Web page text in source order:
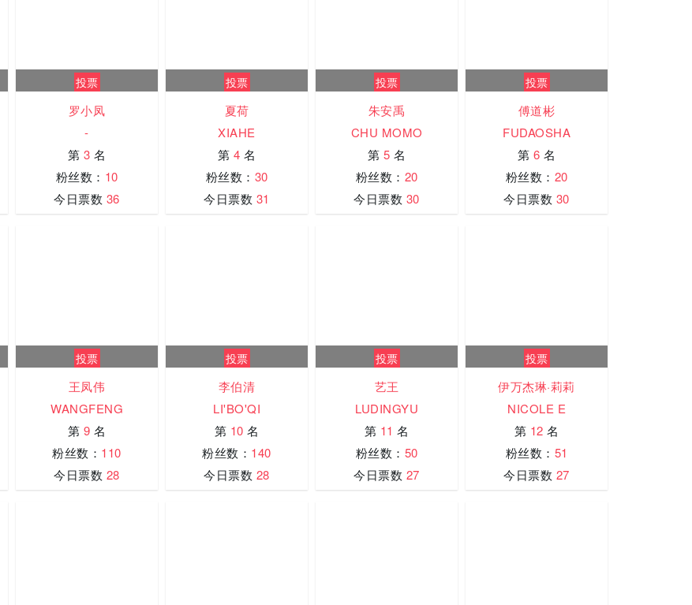
投票
罗小凤
-
第 3 名
粉丝数： 10
今日票数 36
投票
夏荷
XIAHE
第 4 名
粉丝数： 30
今日票数 31
投票
朱安禹
CHU MOMO
第 5 名
粉丝数： 20
今日票数 30
投票
傅道彬
FUDAOSHA
第 6 名
粉丝数： 20
今日票数 30
投票
王凤伟
WANGFENG
第 9 名
粉丝数： 110
今日票数 28
投票
李伯清
LI'BO'QI
第 10 名
粉丝数： 140
今日票数 28
投票
艺王
LUDINGYU
第 11 名
粉丝数： 50
今日票数 27
投票
伊万杰琳·莉莉
NICOLE E
第 12 名
粉丝数： 51
今日票数 27